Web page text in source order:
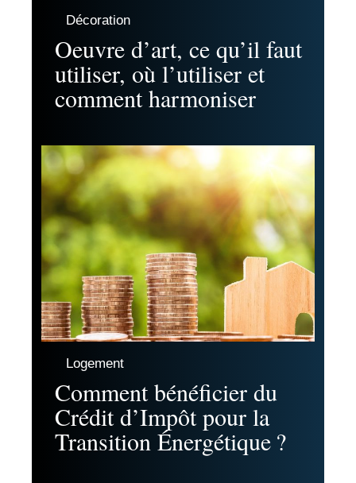
Décoration
Oeuvre d’art, ce qu’il faut
utiliser, où l’utiliser et
comment harmoniser
Logement
Comment bénéficier du
Crédit d’Impôt pour la
Transition Énergétique ?